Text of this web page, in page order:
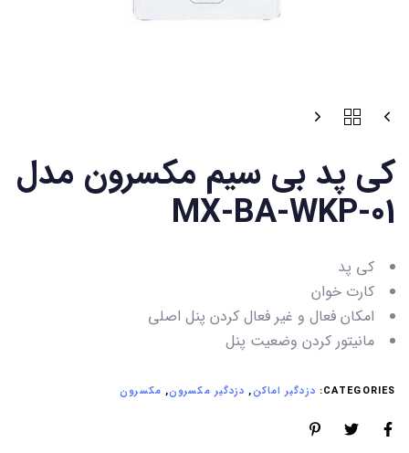
کی پد بی سیم مکسرون مدل
MX-BA-WKP-01
کی پد
کارت خوان
امکان فعال و غیر فعال کردن پنل اصلی
مانیتور کردن وضعیت پنل
CATEGORIES: دزدگیر اماکن, دزدگیر مکسرون, مکسرون